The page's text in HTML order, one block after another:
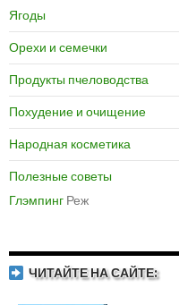
Ягоды
Орехи и семечки
Продукты пчеловодства
Похудение и очищение
Народная косметика
Полезные советы
Глэмпинг Реж
ЧИТАЙТЕ НА САЙТЕ: